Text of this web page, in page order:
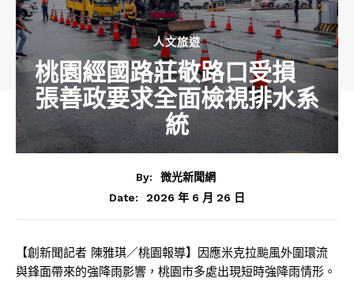
人文旅遊
桃園經國路莊敬路口受損
張善政要求全面檢視排水系
統
By:
微光新聞網
Date:
2026 年 6 月 26 日
【創新聞記者 陳雅琪／桃園報導】因應米克拉颱風外圍環流
與鋒面帶來的強降雨影響，桃園市多處出現短時強降雨情形。